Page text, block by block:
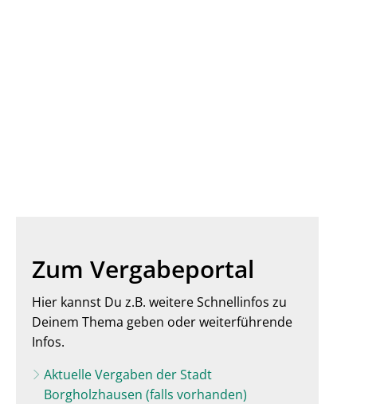
Zum Vergabeportal
Hier kannst Du z.B. weitere Schnellinfos zu
Deinem Thema geben oder weiterführende
Infos.
Aktuelle Vergaben der Stadt
Borgholzhausen (falls vorhanden)